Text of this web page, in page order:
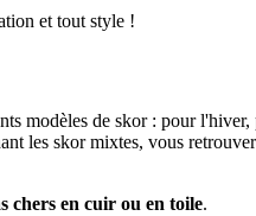
et tout style !
modèles de skor : pour
les skor mixtes, vous
chers en cuir ou en toile.